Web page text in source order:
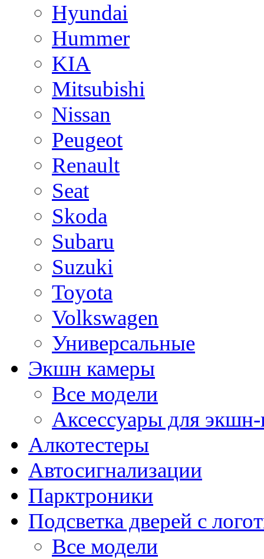
Hyundai
Hummer
KIA
Mitsubishi
Nissan
Peugeot
Renault
Seat
Skoda
Subaru
Suzuki
Toyota
Volkswagen
Универсальные
Экшн камеры
Все модели
Аксессуары для
Алкотестеры
Автосигнализации
Парктроники
Подсветка дверей с
Все модели